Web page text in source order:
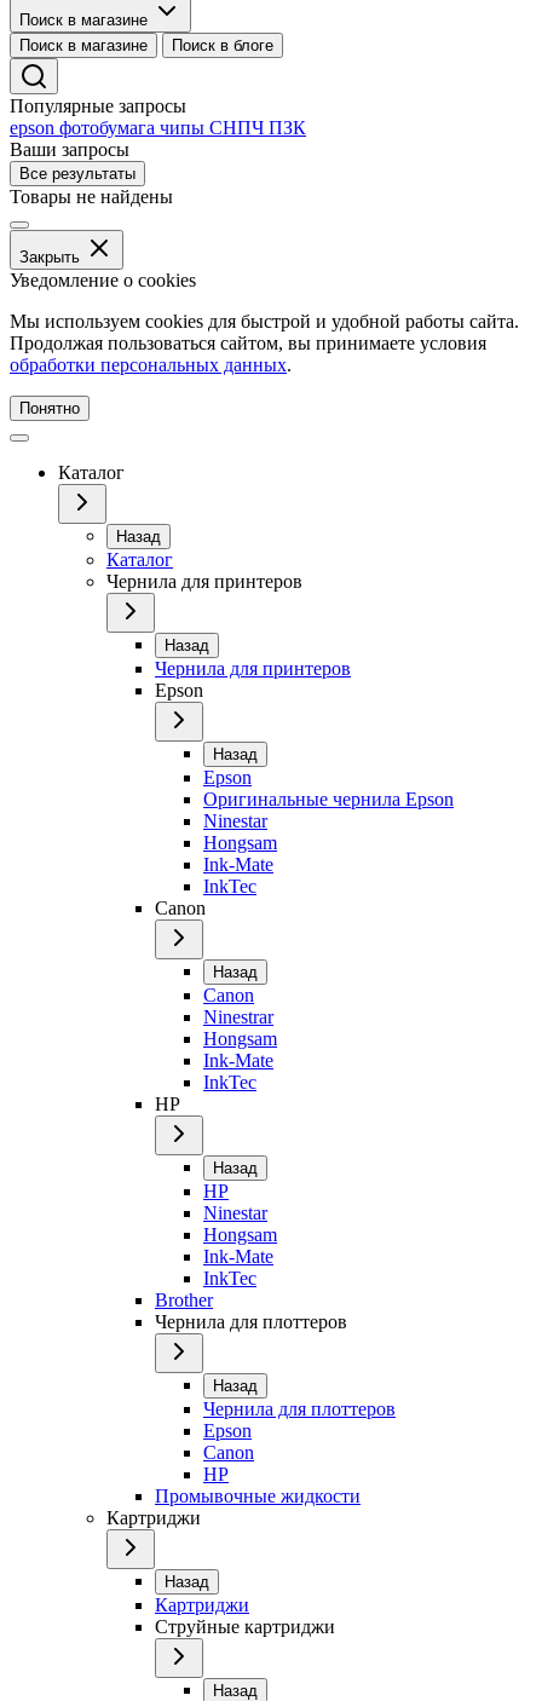
Поиск в магазине
Поиск в магазине
Поиск в блоге
Популярные запросы
epson фотобумага чипы СНПЧ ПЗК
Ваши запросы
Все результаты
Товары не найдены
Закрыть
Уведомление о cookies
Мы используем cookies для быстрой и удобной работы сайта.
Продолжая пользоваться сайтом, вы принимаете условия
обработки персональных данных.
Понятно
Каталог
Назад
Каталог
Чернила для принтеров
Назад
Чернила для принтеров
Epson
Назад
Epson
Оригинальные чернила Epson
Ninestar
Hongsam
Ink-Mate
InkTec
Canon
Назад
Canon
Ninestrar
Hongsam
Ink-Mate
InkTec
HP
Назад
HP
Ninestar
Hongsam
Ink-Mate
InkTec
Brother
Чернила для плоттеров
Назад
Чернила для плоттеров
Epson
Canon
HP
Промывочные жидкости
Картриджи
Назад
Картриджи
Струйные картриджи
Назад